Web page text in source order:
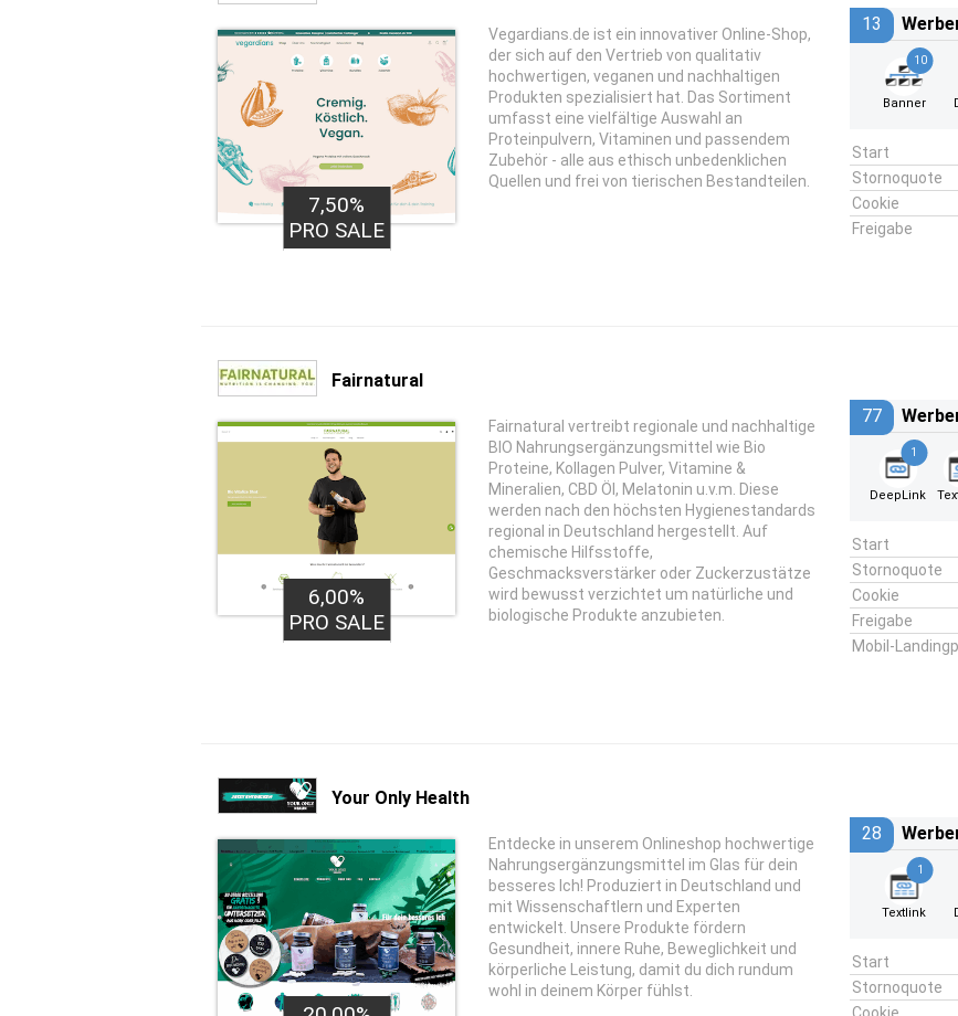
7,50%
PRO SALE
Vegardians.de ist ein innovativer Online-Shop,
der sich auf den Vertrieb von qualitativ
hochwertigen, veganen und nachhaltigen
Produkten spezialisiert hat. Das Sortiment
umfasst eine vielfältige Auswahl an
Proteinpulvern, Vitaminen und passendem
Zubehör - alle aus ethisch unbedenklichen
Quellen und frei von tierischen Bestandteilen.
13
10
Banner
Start
Stornoquote
Cookie
Freigabe
Fairnatural
6,00%
PRO SALE
Fairnatural vertreibt regionale und nachhaltige
BIO Nahrungsergänzungsmittel wie Bio
Proteine, Kollagen Pulver, Vitamine &
Mineralien, CBD Öl, Melatonin u.v.m. Diese
werden nach den höchsten Hygienestandards
regional in Deutschland hergestellt. Auf
chemische Hilfsstoffe,
Geschmacksverstärker oder Zuckerzustätze
wird bewusst verzichtet um natürliche und
biologische Produkte anzubieten.
77
1
DeepLink
Start
Stornoquote
Cookie
Freigabe
Mobil-
Your Only Health
Entdecke in unserem Onlineshop hochwertige
Nahrungsergänzungsmittel im Glas für dein
besseres Ich! Produziert in Deutschland und
mit Wissenschaftlern und Experten
entwickelt. Unsere Produkte fördern
Gesundheit, innere Ruhe, Beweglichkeit und
körperliche Leistung, damit du dich rundum
wohl in deinem Körper fühlst.
28
1
Textlink
Start
Stornoquote